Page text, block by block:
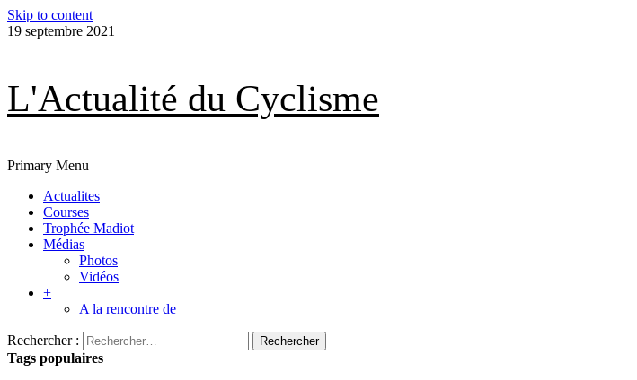
Skip to content
19 septembre 2021
L'Actualité du Cyclisme
Primary Menu
Actualites
Courses
Trophée Madiot
Médias
Photos
Vidéos
+
A la rencontre de
Rechercher :
Tags populaires